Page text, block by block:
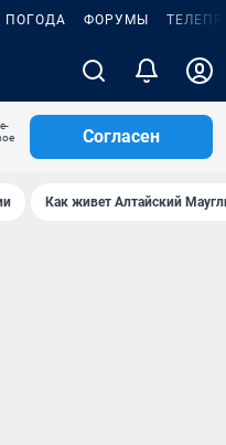
ПОГОДА ФОРУМЫ
Согласен
Как живет Алтайский